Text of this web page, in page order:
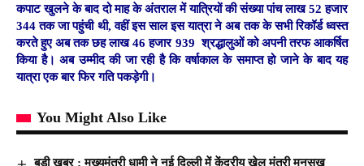
कपाट खुलने के बाद दो माह के अंतराल में यात्रियों की संख्या पांच लाख 52 हजार
344 तक जा पहुंची थी, वहीं इस साल इस यात्रा ने अब तक के सभी रिकॉर्ड ध्वस्त
करते हुए अब तक छह लाख 46 हजार 939 श्रद्धालुओं को अपनी तरफ आकर्षित
किया है। अब उम्मीद की जा रही है कि वर्षाकाल के समाप्त हो जाने के बाद यह
यात्रा एक बार फिर गति पकड़ेगी।
You Might Also Like
बड़ी ख़बर : मुख्यमंत्री धामी ने नई दिल्ली में केंद्रीय खेल मंत्री मनसुख